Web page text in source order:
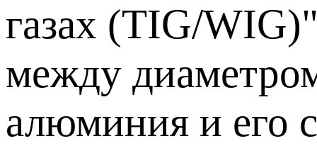
газах (TIG/
между
алюминия и его